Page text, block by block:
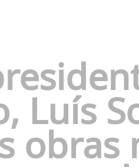
Luís
obras